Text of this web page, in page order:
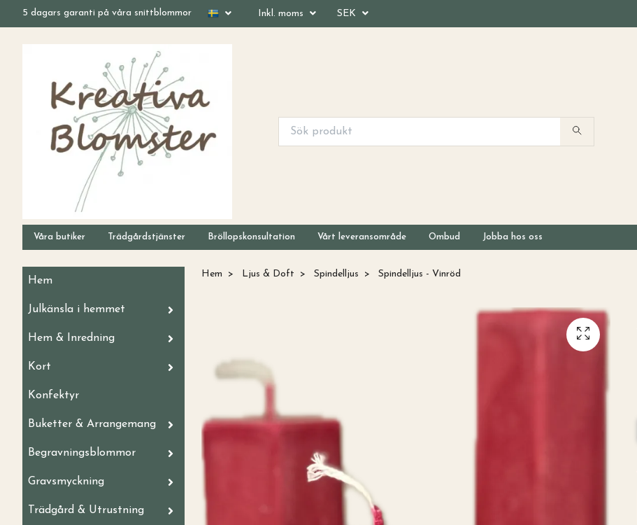
5 dagars garanti på våra snittblommor Inkl. moms SEK
Våra butiker Trädgårdstjänster Bröllopskonsultation Vårt leveransområde Ombud Jobba hos oss
Hem
Julkänsla i hemmet
Hem & Inredning
Kort
Konfektyr
Buketter & Arrangemang
Begravningsblommor
Gravsmyckning
Trädgård & Utrustning
Hem Ljus & Doft Spindelljus Spindelljus - Vinröd